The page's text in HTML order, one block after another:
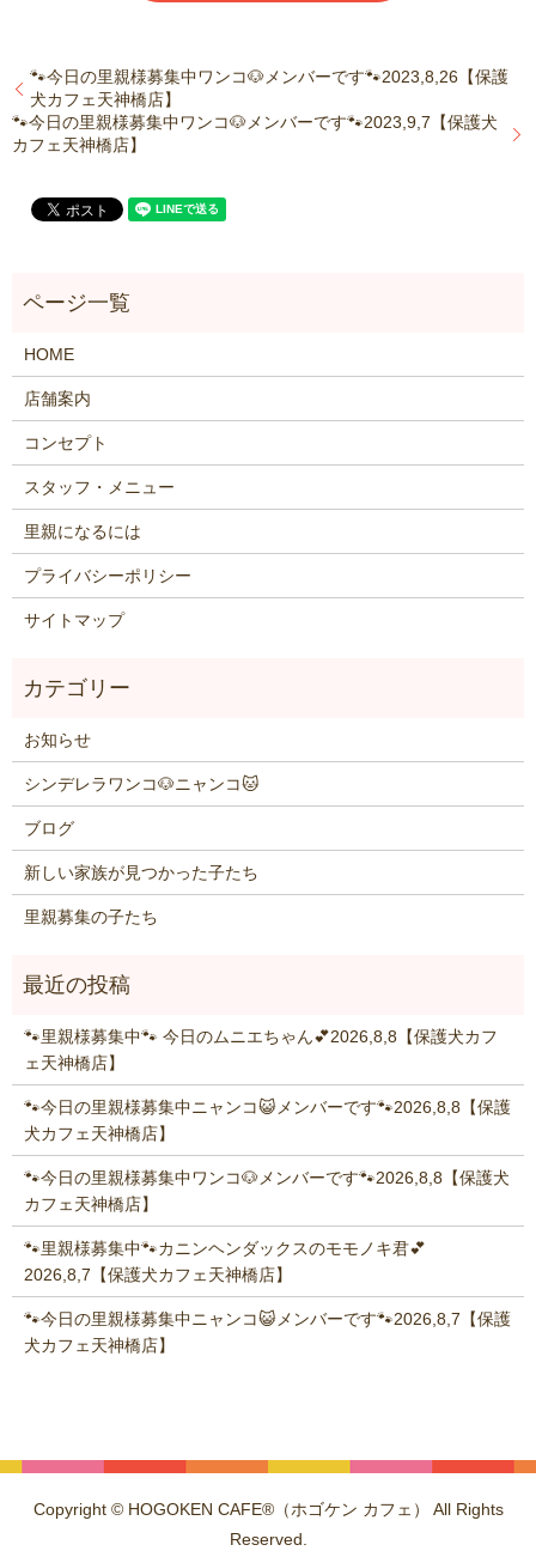
🐾今日の里親様募集中ワンコ🐶メンバーです🐾2023,8,26【保護
犬カフェ天神橋店】
🐾今日の里親様募集中ワンコ🐶メンバーです🐾2023,9,7【保護犬
カフェ天神橋店】
HOME
店舗案内
コンセプト
スタッフ・メニュー
里親になるには
プライバシーポリシー
サイトマップ
お知らせ
シンデレラワンコ🐶ニャンコ🐱
ブログ
新しい家族が見つかった子たち
里親募集の子たち
🐾里親様募集中🐾 今日のムニエちゃん💕2026,8,8【保護犬カフ
ェ天神橋店】
🐾今日の里親様募集中ニャンコ😺メンバーです🐾2026,8,8【保護
犬カフェ天神橋店】
🐾今日の里親様募集中ワンコ🐶メンバーです🐾2026,8,8【保護犬
カフェ天神橋店】
🐾里親様募集中🐾カニンヘンダックスのモモノキ君💕
2026,8,7【保護犬カフェ天神橋店】
🐾今日の里親様募集中ニャンコ😺メンバーです🐾2026,8,7【保護
犬カフェ天神橋店】
Copyright © HOGOKEN CAFE®（ホゴケン カフェ） All Rights
Reserved.